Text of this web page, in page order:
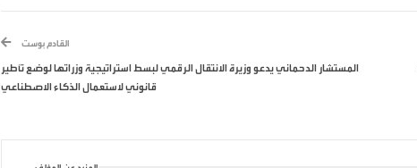
القادم بوست
المستشار الدحماني يدعو وزيرة الانتقال الرقمي لبسط استراتيجية وزراتها لوضع تأطير
قانوني لاستعمال الذكاء الاصطناعي